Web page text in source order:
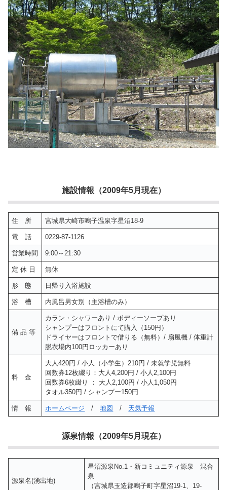
施設情報（2009年5月現在）
住 所 宮城県大崎市鳴子温泉字星沼18-9
電 話 0229-87-1126
営業時間 9:00～21:30
定 休 日 無休
形 態 日帰り入浴施設
浴 槽 内風呂男女別（主浴槽のみ）
備 品 等
カラン・シャワーあり / ボディーソープあり
シャンプーはフロントにて購入（150円）
ドライヤーはフロントで借りる（無料）/ 扇風機 / 体重計
脱衣場内100円ロッカーあり
料 金
大人420円 / 小人（小学生）210円 / 未就学児無料
回数券12枚綴り：大人4,200円 / 小人2,100円
回数券6枚綴り ： 大人2,100円 / 小人1,050円
タオル350円 / シャンプー150円
情 報 ホームページ /地図 / 天気予報
源泉情報（2009年5月現在）
源泉名(湧出地)
星沼源泉No.1・新コミュニティ源泉 混合
泉
（宮城県玉造郡鳴子町字星沼19-1、19-